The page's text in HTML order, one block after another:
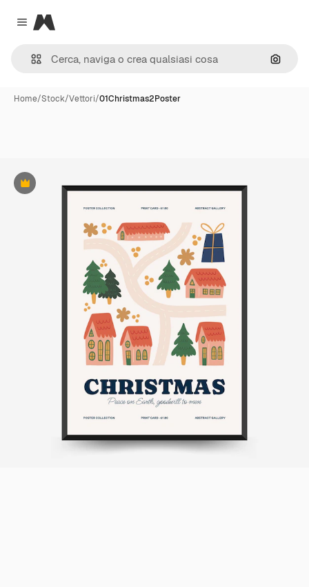
Close menu
Magnific
Cerca
Home/Stock/Vettori/01Christmas2Poster
Premium